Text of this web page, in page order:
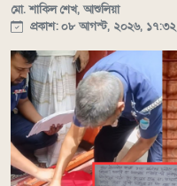
মো. শাকিল শেখ, আশুলিয়া
প্রকাশ: ০৮ আগস্ট, ২০২৬, ১৭:৩২